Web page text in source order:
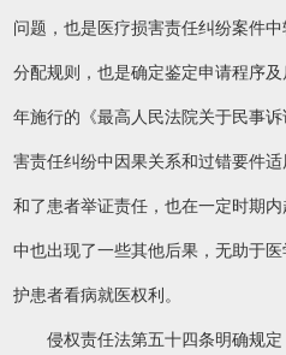
问题，也是医疗损害责任纠纷案件
分配规则，也是确定鉴定申请程序
年施行的《最高人民法院关于民事
害责任纠纷中因果关系和过错要件
和了患者举证责任，也在一定时期
中也出现了一些其他后果，无助于
护患者看病就医权利。
侵权责任法第五十四条明确规定